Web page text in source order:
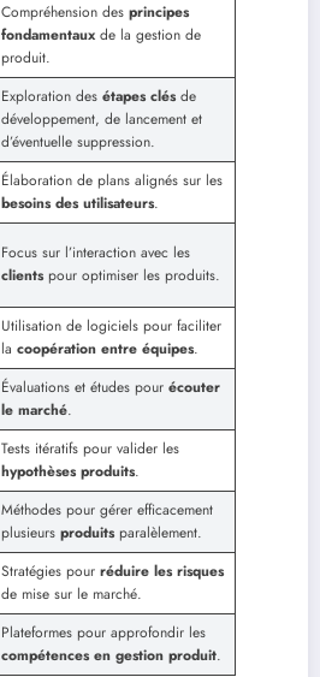
Compréhension des principes
fondamentaux de la gestion de
produit.
Exploration des étapes clésde
développement, de lancement et
d’éventuelle suppression.
Élaboration de plans alignés sur les
besoins des utilisateurs.
Focus sur l’interaction avec les
clientspour optimiser les produits.
Utilisation de logiciels pour faciliter
la coopération entre équipes.
Évaluations et études pour écouter
le marché.
Tests itératifs pour valider les
hypothèses produits.
Méthodes pour gérer efficacement
plusieurs produitsparalèlement.
Stratégies pour réduire les risques
de mise sur le marché.
Plateformes pour approfondir les
compétences en gestion produit.